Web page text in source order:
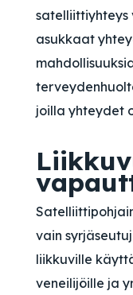
satelliittiyhteys
asukkaat
joilla yhteydet
vain
liikkuville
veneilijöille ja